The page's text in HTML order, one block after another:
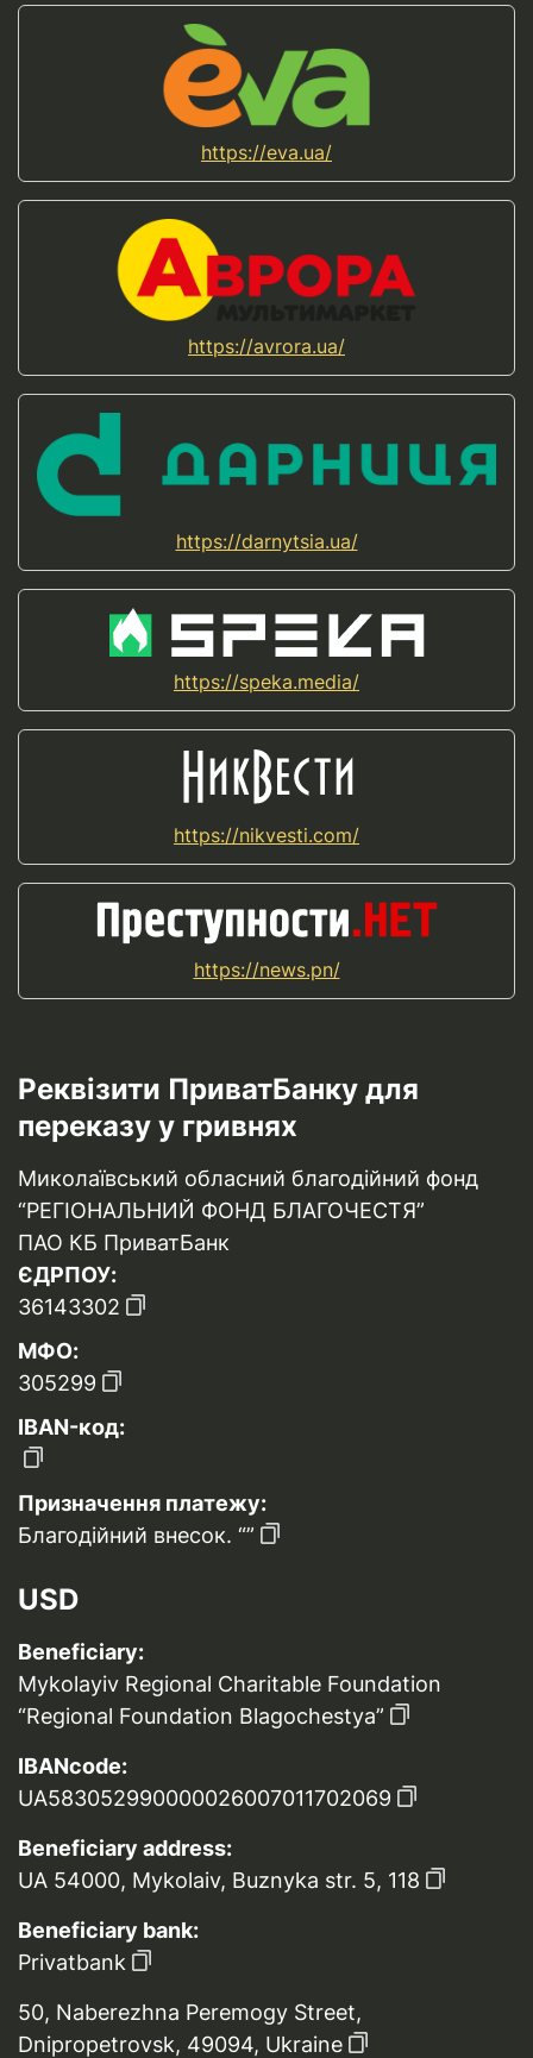
https://eva.ua/
https://avrora.ua/
https://darnytsia.ua/
https://speka.media/
https://nikvesti.com/
https://news.pn/
Реквізити ПриватБанку для
переказу у гривнях
Миколаївський обласний благодійний фонд
“РЕГІОНАЛЬНИЙ ФОНД БЛАГОЧЕСТЯ”
ПАО КБ ПриватБанк
ЄДРПОУ:
36143302
МФО:
305299
IBAN-код:
Призначення платежу:
Благодійний внесок. “”
USD
Beneficiary:
Mykolayiv Regional Charitable Foundation
“Regional Foundation Blagochestya”
IBANcode:
UA583052990000026007011702069
Beneficiary address:
UA 54000, Mykolaiv, Buznyka str. 5, 118
Beneficiary bank:
Privatbank
50, Naberezhna Peremogy Street,
Dnipropetrovsk, 49094, Ukraine